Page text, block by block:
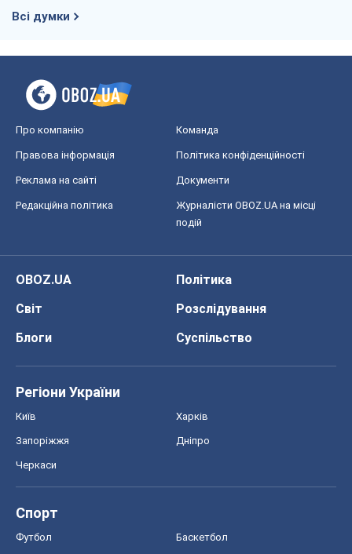
Всі думки
Про компанію Команда
Правова інформація Політика конфіденційності
Реклама на сайті Документи
Редакційна політика
Журналісти OBOZ.UA на місці
подій
OBOZ.UA
Політика
Світ
Розслідування
Блоги
Суспільство
Регіони України
Київ Харків
Запоріжжя Дніпро
Черкаси
Спорт
Футбол Баскетбол